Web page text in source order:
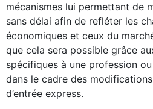
mécanismes lui permettant de
sans délai afin de refléter les
économiques et ceux du
que cela sera possible grâce
spécifiques à une profession
dans le cadre des
d’entrée express.